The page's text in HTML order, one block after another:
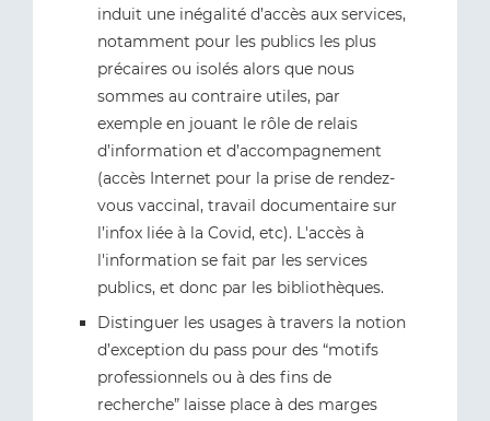
induit une inégalité d’accès aux services,
notamment pour les publics les plus
précaires ou isolés alors que nous
sommes au contraire utiles, par
exemple en jouant le rôle de relais
d’information et d’accompagnement
(accès Internet pour la prise de rendez-
vous vaccinal, travail documentaire sur
l’infox liée à la Covid, etc). L'accès à
l'information se fait par les services
publics, et donc par les bibliothèques.
Distinguer les usages à travers la notion
d’exception du pass pour des “motifs
professionnels ou à des fins de
recherche” laisse place à des marges